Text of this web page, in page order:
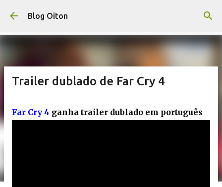
Pular para o conteúdo principal
Blog Oiton
Trailer dublado de Far Cry 4
Far Cry 4 ganha trailer dublado em português